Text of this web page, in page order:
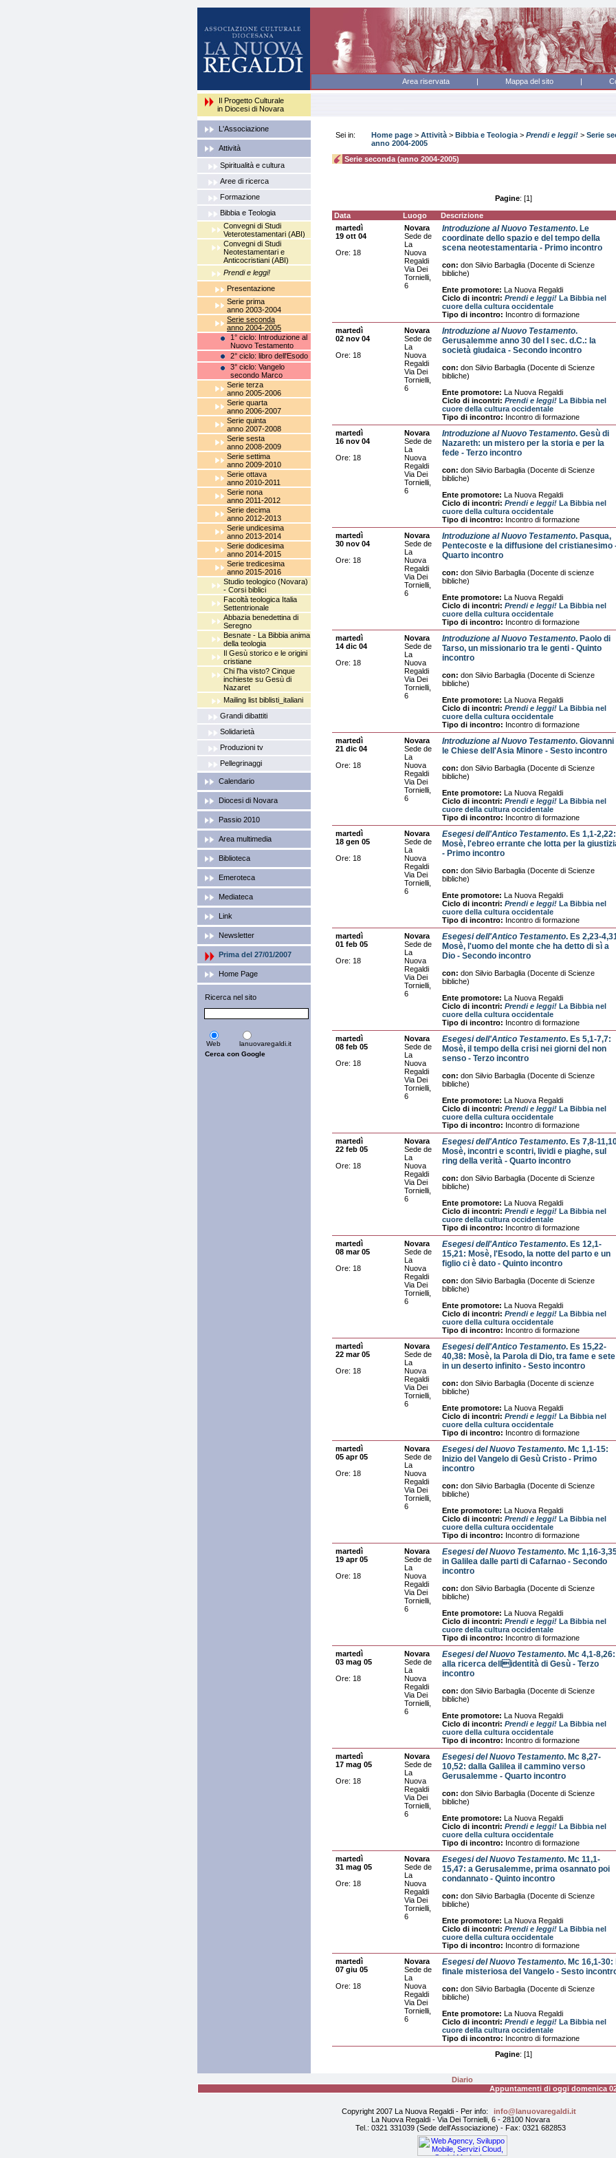
Area riservata | Mappa del sito |
Il Progetto Culturale
in Diocesi di Novara
L'Associazione
Attività
Spiritualità e cultura
Aree di ricerca
Formazione
Bibbia e Teologia
Convegni di Studi
Veterotestamentari (ABI)
Convegni di Studi
Neotestamentari e
Anticocristiani (ABI)
Prendi e leggi!
Presentazione
Serie prima
anno 2003-2004
Serie seconda
anno 2004-2005
1° ciclo: Introduzione al
Nuovo Testamento
2° ciclo: libro dell'Esodo
3° ciclo: Vangelo
secondo Marco
Serie terza
anno 2005-2006
Serie quarta
anno 2006-2007
Serie quinta
anno 2007-2008
Serie sesta
anno 2008-2009
Serie settima
anno 2009-2010
Serie ottava
anno 2010-2011
Serie nona
anno 2011-2012
Serie decima
anno 2012-2013
Serie undicesima
anno 2013-2014
Serie dodicesima
anno 2014-2015
Serie tredicesima
anno 2015-2016
Studio teologico (Novara)
- Corsi biblici
Facoltà teologica Italia
Settentrionale
Abbazia benedettina di
Seregno
Besnate - La Bibbia anima
della teologia
Il Gesù storico e le origini
cristiane
Chi l'ha visto? Cinque
inchieste su Gesù di
Nazaret
Mailing list biblisti_italiani
Grandi dibattiti
Solidarietà
Produzioni tv
Pellegrinaggi
Calendario
Diocesi di Novara
Passio 2010
Area multimedia
Biblioteca
Emeroteca
Mediateca
Link
Newsletter
Prima del 27/01/2007
Home Page
Ricerca nel sito
Web lanuovaregaldi.it
Sei in: Home page > Attività > Bibbia e Teologia > Prendi e leggi! > Serie
anno 2004-2005
Serie seconda (anno 2004-2005)
Pagine: [1]
Data Luogo
Descrizione
martedì
19 ott 04
Ore: 18
Novara
Sede de
La
Nuova
Regaldi
Via Dei
Tornielli,
6
Introduzione al Nuovo Testamento. Le
coordinate dello spazio e del tempo della
scena neotestamentaria - Primo incontro
con: don Silvio Barbaglia (Docente di Scienze
bibliche)
Ente promotore: La Nuova Regaldi
Ciclo di incontri: Prendi e leggi! La Bibbia nel
cuore della cultura occidentale
Tipo di incontro: Incontro di formazione
martedì
02 nov 04
Ore: 18
Novara
Sede de
La
Nuova
Regaldi
Via Dei
Tornielli,
6
Introduzione al Nuovo Testamento.
Gerusalemme anno 30 del I sec. d.C.: la
società giudaica - Secondo incontro
con: don Silvio Barbaglia (Docente di Scienze
bibliche)
Ente promotore: La Nuova Regaldi
Ciclo di incontri: Prendi e leggi! La Bibbia nel
cuore della cultura occidentale
Tipo di incontro: Incontro di formazione
martedì
16 nov 04
Ore: 18
Novara
Sede de
La
Nuova
Regaldi
Via Dei
Tornielli,
6
Introduzione al Nuovo Testamento. Gesù di
Nazareth: un mistero per la storia e per la
fede - Terzo incontro
con: don Silvio Barbaglia (Docente di Scienze
bibliche)
Ente promotore: La Nuova Regaldi
Ciclo di incontri: Prendi e leggi! La Bibbia nel
cuore della cultura occidentale
Tipo di incontro: Incontro di formazione
martedì
30 nov 04
Ore: 18
Novara
Sede de
La
Nuova
Regaldi
Via Dei
Tornielli,
6
Introduzione al Nuovo Testamento. Pasqua,
Pentecoste e la diffusione del cristianesimo
Quarto incontro
con: don Silvio Barbaglia (Docente di scienze
bibliche)
Ente promotore: La Nuova Regaldi
Ciclo di incontri: Prendi e leggi! La Bibbia nel
cuore della cultura occidentale
Tipo di incontro: Incontro di formazione
martedì
14 dic 04
Ore: 18
Novara
Sede de
La
Nuova
Regaldi
Via Dei
Tornielli,
6
Introduzione al Nuovo Testamento. Paolo di
Tarso, un missionario tra le genti - Quinto
incontro
con: don Silvio Barbaglia (Docente di Scienze
bibliche)
Ente promotore: La Nuova Regaldi
Ciclo di incontri: Prendi e leggi! La Bibbia nel
cuore della cultura occidentale
Tipo di incontro: Incontro di formazione
martedì
21 dic 04
Ore: 18
Novara
Sede de
La
Nuova
Regaldi
Via Dei
Tornielli,
6
Introduzione al Nuovo Testamento. Giovanni
le Chiese dell'Asia Minore - Sesto incontro
con: don Silvio Barbaglia (Docente di Scienze
bibliche)
Ente promotore: La Nuova Regaldi
Ciclo di incontri: Prendi e leggi! La Bibbia nel
cuore della cultura occidentale
Tipo di incontro: Incontro di formazione
martedì
18 gen 05
Ore: 18
Novara
Sede de
La
Nuova
Regaldi
Via Dei
Tornielli,
6
Esegesi dell'Antico Testamento. Es 1,1-2,22:
Mosè, l'ebreo errante che lotta per la
- Primo incontro
con: don Silvio Barbaglia (Docente di Scienze
bibliche)
Ente promotore: La Nuova Regaldi
Ciclo di incontri: Prendi e leggi! La Bibbia nel
cuore della cultura occidentale
Tipo di incontro: Incontro di formazione
martedì
01 feb 05
Ore: 18
Novara
Sede de
La
Nuova
Regaldi
Via Dei
Tornielli,
6
Esegesi dell'Antico Testamento. Es 2,23-
Mosè, l'uomo del monte che ha detto di sì a
Dio - Secondo incontro
con: don Silvio Barbaglia (Docente di Scienze
bibliche)
Ente promotore: La Nuova Regaldi
Ciclo di incontri: Prendi e leggi! La Bibbia nel
cuore della cultura occidentale
Tipo di incontro: Incontro di formazione
martedì
08 feb 05
Ore: 18
Novara
Sede de
La
Nuova
Regaldi
Via Dei
Tornielli,
6
Esegesi dell'Antico Testamento. Es 5,1-7,7:
Mosè, il tempo della crisi nei giorni del non
senso - Terzo incontro
con: don Silvio Barbaglia (Docente di Scienze
bibliche)
Ente promotore: La Nuova Regaldi
Ciclo di incontri: Prendi e leggi! La Bibbia nel
cuore della cultura occidentale
Tipo di incontro: Incontro di formazione
martedì
22 feb 05
Ore: 18
Novara
Sede de
La
Nuova
Regaldi
Via Dei
Tornielli,
6
Esegesi dell'Antico Testamento. Es 7,8-
Mosè, incontri e scontri, lividi e piaghe, sul
ring della verità - Quarto incontro
con: don Silvio Barbaglia (Docente di Scienze
bibliche)
Ente promotore: La Nuova Regaldi
Ciclo di incontri: Prendi e leggi! La Bibbia nel
cuore della cultura occidentale
Tipo di incontro: Incontro di formazione
martedì
08 mar 05
Ore: 18
Novara
Sede de
La
Nuova
Regaldi
Via Dei
Tornielli,
6
Esegesi dell'Antico Testamento. Es 12,1-
15,21: Mosè, l'Esodo, la notte del parto e un
figlio ci è dato - Quinto incontro
con: don Silvio Barbaglia (Docente di Scienze
bibliche)
Ente promotore: La Nuova Regaldi
Ciclo di incontri: Prendi e leggi! La Bibbia nel
cuore della cultura occidentale
Tipo di incontro: Incontro di formazione
martedì
22 mar 05
Ore: 18
Novara
Sede de
La
Nuova
Regaldi
Via Dei
Tornielli,
6
Esegesi dell'Antico Testamento. Es 15,22-
40,38: Mosè, la Parola di Dio, tra fame e sete
in un deserto infinito - Sesto incontro
con: don Silvio Barbaglia (Docente di scienze
bibliche)
Ente promotore: La Nuova Regaldi
Ciclo di incontri: Prendi e leggi! La Bibbia nel
cuore della cultura occidentale
Tipo di incontro: Incontro di formazione
martedì
05 apr 05
Ore: 18
Novara
Sede de
La
Nuova
Regaldi
Via Dei
Tornielli,
6
Esegesi del Nuovo Testamento. Mc 1,1-15:
Inizio del Vangelo di Gesù Cristo - Primo
incontro
con: don Silvio Barbaglia (Docente di Scienze
bibliche)
Ente promotore: La Nuova Regaldi
Ciclo di incontri: Prendi e leggi! La Bibbia nel
cuore della cultura occidentale
Tipo di incontro: Incontro di formazione
martedì
19 apr 05
Ore: 18
Novara
Sede de
La
Nuova
Regaldi
Via Dei
Tornielli,
6
Esegesi del Nuovo Testamento. Mc 1,16-
in Galilea dalle parti di Cafarnao - Secondo
incontro
con: don Silvio Barbaglia (Docente di Scienze
bibliche)
Ente promotore: La Nuova Regaldi
Ciclo di incontri: Prendi e leggi! La Bibbia nel
cuore della cultura occidentale
Tipo di incontro: Incontro di formazione
martedì
03 mag 05
Ore: 18
Novara
Sede de
La
Nuova
Regaldi
Via Dei
Tornielli,
6
Esegesi del Nuovo Testamento. Mc 4,1-8,26:
alla ricerca dellidentità di Gesù - Terzo
incontro
con: don Silvio Barbaglia (Docente di Scienze
bibliche)
Ente promotore: La Nuova Regaldi
Ciclo di incontri: Prendi e leggi! La Bibbia nel
cuore della cultura occidentale
Tipo di incontro: Incontro di formazione
martedì
17 mag 05
Ore: 18
Novara
Sede de
La
Nuova
Regaldi
Via Dei
Tornielli,
6
Esegesi del Nuovo Testamento. Mc 8,27-
10,52: dalla Galilea il cammino verso
Gerusalemme - Quarto incontro
con: don Silvio Barbaglia (Docente di Scienze
bibliche)
Ente promotore: La Nuova Regaldi
Ciclo di incontri: Prendi e leggi! La Bibbia nel
cuore della cultura occidentale
Tipo di incontro: Incontro di formazione
martedì
31 mag 05
Ore: 18
Novara
Sede de
La
Nuova
Regaldi
Via Dei
Tornielli,
6
Esegesi del Nuovo Testamento. Mc 11,1-
15,47: a Gerusalemme, prima osannato poi
condannato - Quinto incontro
con: don Silvio Barbaglia (Docente di Scienze
bibliche)
Ente promotore: La Nuova Regaldi
Ciclo di incontri: Prendi e leggi! La Bibbia nel
cuore della cultura occidentale
Tipo di incontro: Incontro di formazione
martedì
07 giu 05
Ore: 18
Novara
Sede de
La
Nuova
Regaldi
Via Dei
Tornielli,
6
Esegesi del Nuovo Testamento. Mc 16,1-30:
finale misteriosa del Vangelo - Sesto
con: don Silvio Barbaglia (Docente di Scienze
bibliche)
Ente promotore: La Nuova Regaldi
Ciclo di incontri: Prendi e leggi! La Bibbia nel
cuore della cultura occidentale
Tipo di incontro: Incontro di formazione
Pagine: [1]
Diario
Appuntamenti di oggi domenica 02
Copyright 2007 La Nuova Regaldi - Per info:
info@lanuovaregaldi.it
La Nuova Regaldi - Via Dei Tornielli, 6 - 28100 Novara
Tel.: 0321 331039 (Sede dell'Associazione) - Fax: 0321 682853